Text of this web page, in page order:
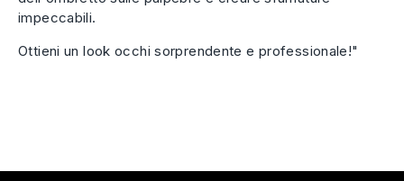
impeccabili.
Ottieni un look occhi sorprendente e professionale!"